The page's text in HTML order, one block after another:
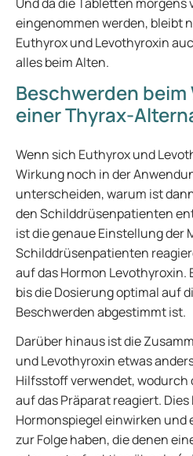
eingenommen werden, bleibt
Euthyrox und Levothyroxin
alles beim Alten.
Beschwerden beim
einer Thyrax-
Wenn sich Euthyrox und
Wirkung noch in der
unterscheiden, warum ist
den Schilddrüsenpatienten
ist die genaue Einstellung der
Schilddrüsenpatienten
auf das Hormon Levothyroxin.
bis die Dosierung optimal auf
Beschwerden abgestimmt ist.
Darüber hinaus ist die
und Levothyroxin etwas
Hilfsstoff verwendet, wodurch
auf das Präparat reagiert.
Hormonspiegel einwirken und
zur Folge haben, die denen